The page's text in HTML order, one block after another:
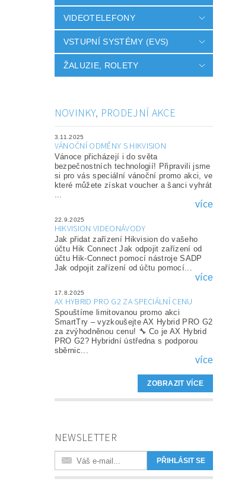
VIDEOTELEFONY
VSTUPNÍ SYSTÉMY (EVS)
ŽALUZIE, ROLETY
NOVINKY, PRODEJNÍ AKCE
3.11.2025
VÁNOČNÍ ODMĚNY S HIKVISION
Vánoce přicházejí i do světa
bezpečnostních technologií! Připravili jsme
si pro vás speciální vánoční promo akci, ve
které můžete získat voucher a šanci vyhrát
...
více
22.9.2025
HIKVISION VIDEONÁVODY
Jak přidat zařízení Hikvision do vašeho
účtu Hik Connect Jak odpojit zařízení od
účtu Hik-Connect pomocí nástroje SADP
Jak odpojit zařízení od účtu pomocí...
více
17.8.2025
AX HYBRID PRO G2 ZA SPECIÁLNÍ CENU
Spouštíme limitovanou promo akci
SmartTry – vyzkoušejte AX Hybrid PRO G2
za zvýhodněnou cenu! 🔧 Co je AX Hybrid
PRO G2? Hybridní ústředna s podporou
sběrnic...
více
ZOBRAZIT VÍCE
NEWSLETTER